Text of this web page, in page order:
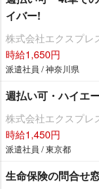
イバー!
株式会社エクスプレ
時給1,650円
派遣社員 / 神奈川県
週払い可・ハイエ
株式会社エクスプレ
時給1,450円
派遣社員 / 東京都
生命保険の問合せ